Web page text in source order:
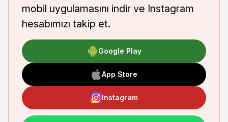
mobil uygulamasını indir ve Instagram
hesabımızı takip et.
Google Play
App Store
Instagram